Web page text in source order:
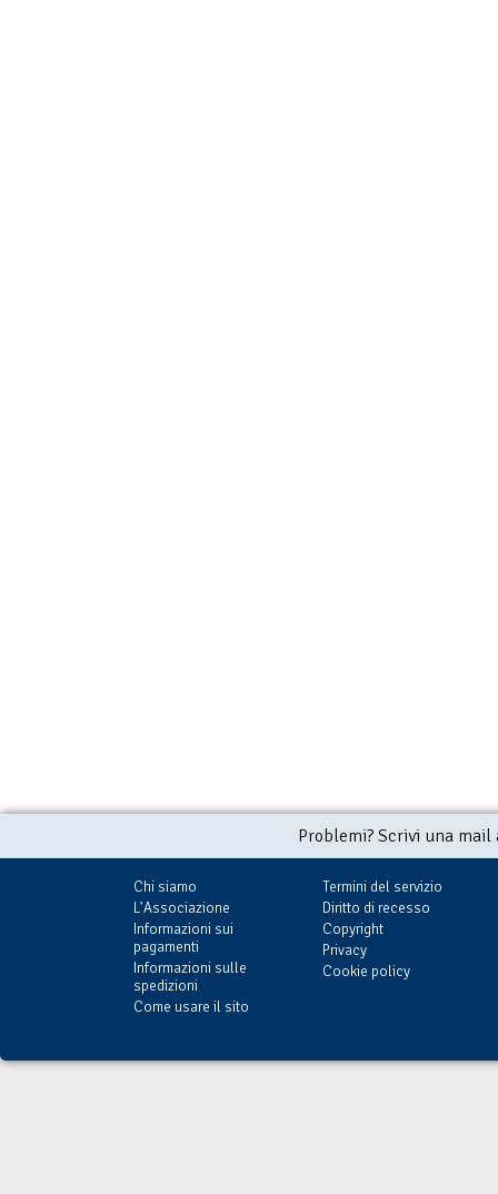
Problemi? Scrivi una
Chi siamo
L'Associazione
Informazioni sui
pagamenti
Informazioni sulle
spedizioni
Come usare il sito
Termini del servizio
Diritto di recesso
Copyright
Privacy
Cookie policy